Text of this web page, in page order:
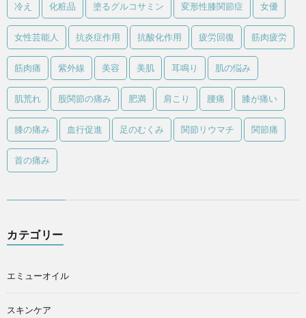
冷え 化粧品 塗るグルコサミン 変形性膝関節症 女優
女性芸能人 抗炎症作用 抗酸化作用 疲労回復 筋肉疲労
筋肉痛 紫外線 美容 美肌 耳鳴り 肌の悩み
肌荒れ 股関節の痛み 肥満 肩こり 腰痛 膝が痛い
膝の痛み 血行促進 足のむくみ 関節リウマチ 関節痛
首の痛み
カテゴリー
エミューオイル
スキンケア